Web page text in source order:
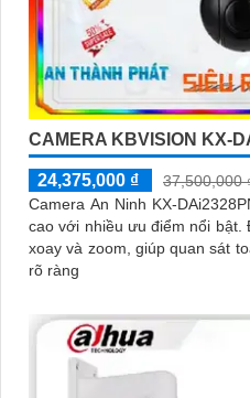
CAMERA KBVISION KX-
24,375,000 ₫
37,500,000
Camera An Ninh KX-
cao với nhiều ưu điểm nổi bật. Đầu tiên, camera có khả năng
xoay và zoom, giúp quan sát
rõ ràng